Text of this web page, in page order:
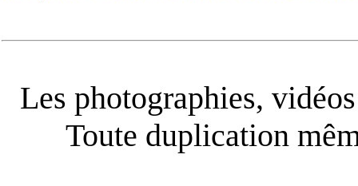
Les photographies,
Toute duplication